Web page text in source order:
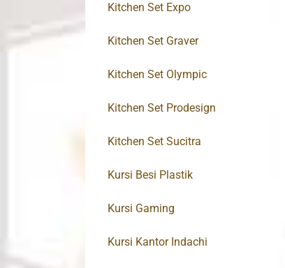
Kitchen Set Expo
Kitchen Set Graver
Kitchen Set Olympic
Kitchen Set Prodesign
Kitchen Set Sucitra
Kursi Besi Plastik
Kursi Gaming
Kursi Kantor Indachi